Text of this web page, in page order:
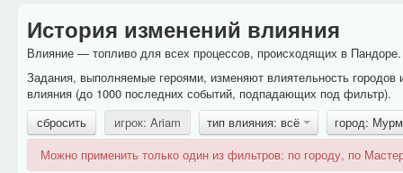
История изменений влияния
Влияние — топливо для всех процессов, происходящих в
Задания, выполняемые героями, изменяют влиятельность
влияния (до 1000 последних событий, подпадающих под фильтр).
сбросить
игрок: Ariam тип влияния: всё
город:
Можно применить только один из фильтров: по городу, по